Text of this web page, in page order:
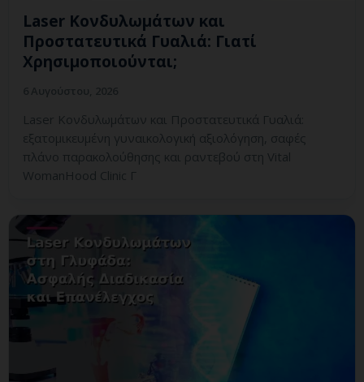
Laser Κονδυλωμάτων και
Προστατευτικά Γυαλιά: Γιατί
Χρησιμοποιούνται;
Laser Κονδυλωμάτων και Προστατευτικά Γυαλιά:
εξατομικευμένη γυναικολογική αξιολόγηση, σαφές
πλάνο παρακολούθησης και ραντεβού στη Vital
WomanHood Clinic Γ